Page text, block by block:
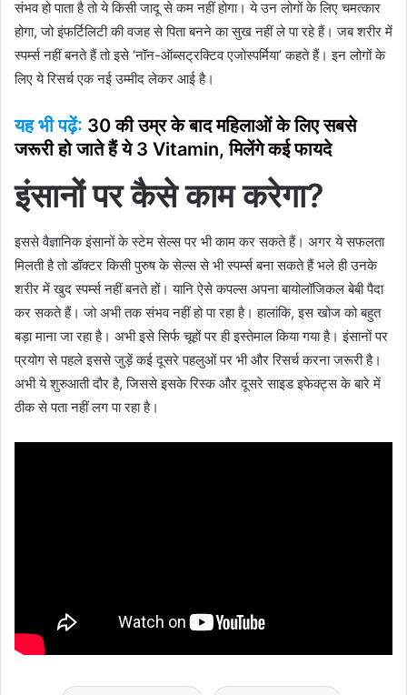
संभव हो पाता है तो ये किसी जादू से कम नहीं होगा। ये उन लोगों के लिए चमत्कार
होगा, जो इंफर्टिलिटी की वजह से पिता बनने का सुख नहीं ले पा रहे हैं। जब शरीर में
स्पर्म्स नहीं बनते हैं तो इसे ‘नॉन-ऑब्सट्रक्टिव एजोस्पर्मिया’ कहते हैं। इन लोगों के
लिए ये रिसर्च एक नई उम्मीद लेकर आई है।
यह भी पढ़ें: 30 की उम्र के बाद महिलाओं के लिए सबसे
जरूरी हो जाते हैं ये 3 Vitamin, मिलेंगे कई फायदे
इंसानों पर कैसे काम करेगा?
इससे वैज्ञानिक इंसानों के स्टेम सेल्स पर भी काम कर सकते हैं। अगर ये सफलता
मिलती है तो डॉक्टर किसी पुरुष के सेल्स से भी स्पर्म्स बना सकते हैं भले ही उनके
शरीर में खुद स्पर्म्स नहीं बनते हों। यानि ऐसे कपल्स अपना बायोलॉजिकल बेबी पैदा
कर सकते हैं। जो अभी तक संभव नहीं हो पा रहा है। हालांकि, इस खोज को बहुत
बड़ा माना जा रहा है। अभी इसे सिर्फ चूहों पर ही इस्तेमाल किया गया है। इंसानों पर
प्रयोग से पहले इससे जुड़ें कई दूसरे पहलुओं पर भी और रिसर्च करना जरूरी है।
अभी ये शुरुआती दौर है, जिससे इसके रिस्क और दूसरे साइड इफेक्ट्स के बारे में
ठीक से पता नहीं लग पा रहा है।